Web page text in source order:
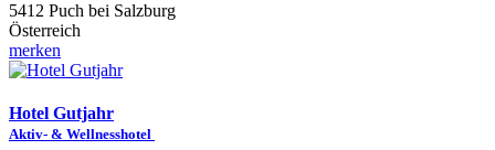
5412 Puch bei Salzburg
Österreich
merken
Hotel Gutjahr
Aktiv- & Wellnesshotel